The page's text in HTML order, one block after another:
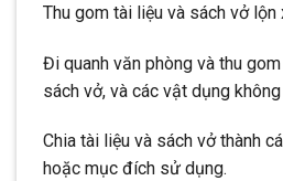
Thu gom tài liệu và sách vở lộn
Đi quanh văn phòng và thu
sách vở, và các vật dụng
Chia tài liệu và sách vở thành
hoặc mục đích sử dụng.